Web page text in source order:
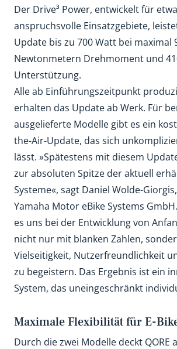
Der Drive³ Power, entwickelt für
anspruchsvolle Einsatzgebiete,
Update bis zu 700 Watt bei maximal
Newtonmetern Drehmoment und
Unterstützung.
Alle ab Einführungszeitpunkt
erhalten das Update ab Werk. Für
ausgelieferte Modelle gibt es ein
the-Air-Update, das sich
lässt. »Spätestens mit diesem
zur absoluten Spitze der aktuell
Systeme«, sagt Daniel Wolde-
Yamaha Motor eBike Systems
es uns bei der Entwicklung von
nicht nur mit blanken Zahlen,
Vielseitigkeit, Nutzerfreundlichkeit
zu begeistern. Das Ergebnis ist ein
System, das uneingeschränkt
Maximale Flexibilität für E-
Durch die zwei Modelle deckt QORE